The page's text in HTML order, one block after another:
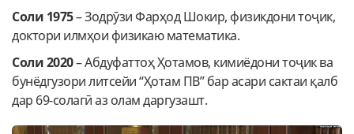
Соли 1975– Зодрӯзи Фарҳод Шокир, физикдони тоҷик,
доктори илмҳои физикаю математика.
Соли 2020– Абдуфаттоҳ Ҳотамов, кимиёдони тоҷик ва
бунёдгузори литсейи “Ҳотам ПВ” бар асари сактаи қалб
дар 69-солагӣ аз олам даргузашт.